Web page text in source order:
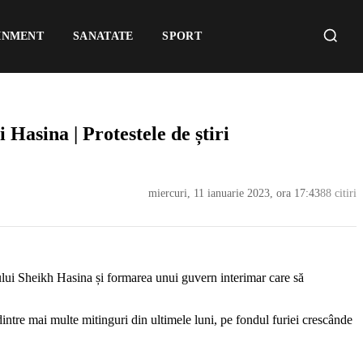
SANATATE SPORT
| Protestele de știri
miercuri, 11 ianuarie 2023, ora 17:4388 citiri
Sheikh Hasina și formarea unui guvern interimar care să
mai multe mitinguri din ultimele luni, pe fondul furiei crescânde